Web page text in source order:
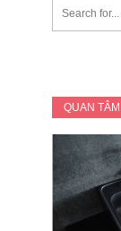
QUAN